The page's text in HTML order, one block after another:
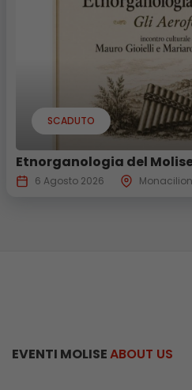
SCADUTO
Etnorganologia del
6 Agosto 2026
EVENTI MOLISEABOUT US